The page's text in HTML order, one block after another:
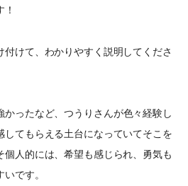
付けて、わかりやすく説明してくださ
かったなど、つうりさんが色々経験し
してもらえる土台になっていてそこを
人的には、希望も感じられ、勇気も
です。